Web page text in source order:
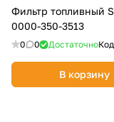
Фильтр топливный
0000-350-3513
0 0 Достаточно
В корзину